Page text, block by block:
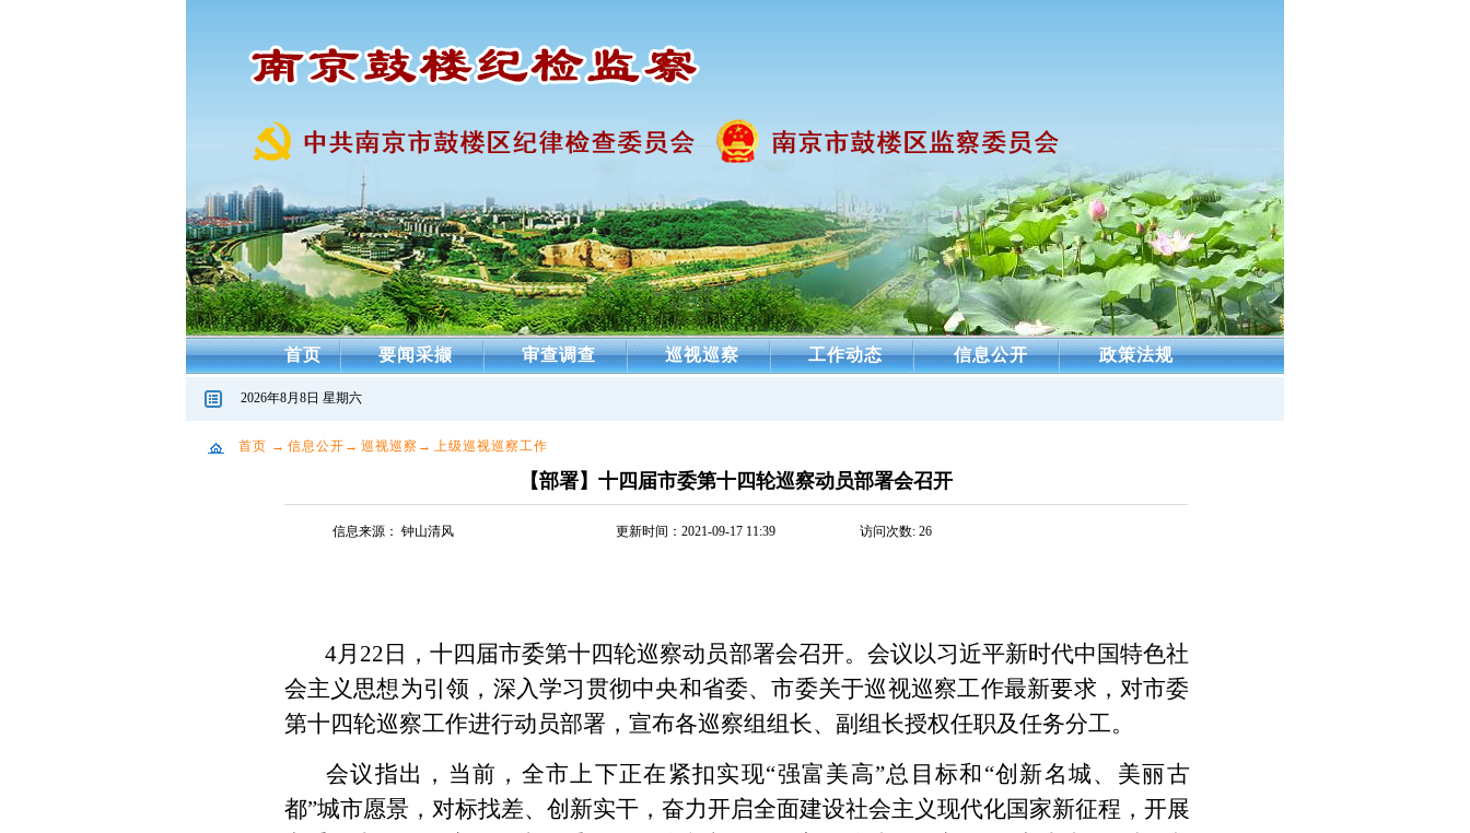
首页 要闻采撷 审查调查 巡视巡察 工作动态 信息公开 政策法规
2026年8月8日 星期六
首页 → 信息公开 → 巡视巡察 → 上级巡视巡察工作
【部署】十四届市委第十四轮巡察动员部署会召开
信息来源： 钟山清风 更新时间：2021-09-17 11:39 访问次数: 26
4月22日，十四届市委第十四轮巡察动员部署会召开。会议以习近平新时代中国特色社
会主义思想为引领，深入学习贯彻中央和省委、市委关于巡视巡察工作最新要求，对市委
第十四轮巡察工作进行动员部署，宣布各巡察组组长、副组长授权任职及任务分工。
会议指出，当前，全市上下正在紧扣实现“强富美高”总目标和“创新名城、美丽古
都”城市愿景，对标找差、创新实干，奋力开启全面建设社会主义现代化国家新征程，开展